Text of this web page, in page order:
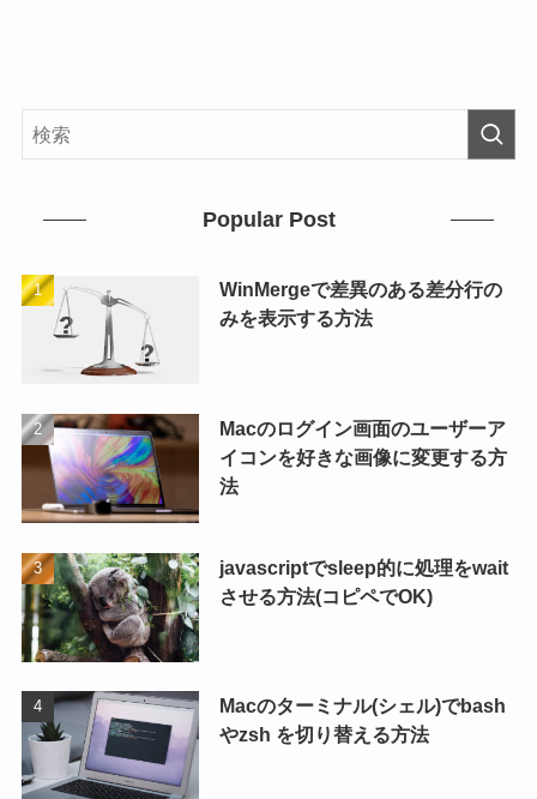
Popular Post
WinMergeで差異のある差分行の
みを表示する方法
Macのログイン画面のユーザーア
イコンを好きな画像に変更する方
法
javascriptでsleep的に処理をwait
させる方法(コピペでOK)
Macのターミナル(シェル)でbash
やzsh を切り替える方法